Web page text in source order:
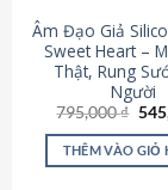
Âm Đạo Giả
Sweet Heart –
Thật, Rung
Người
795,000₫ Giá
là:
THÊM VÀO GIỎ